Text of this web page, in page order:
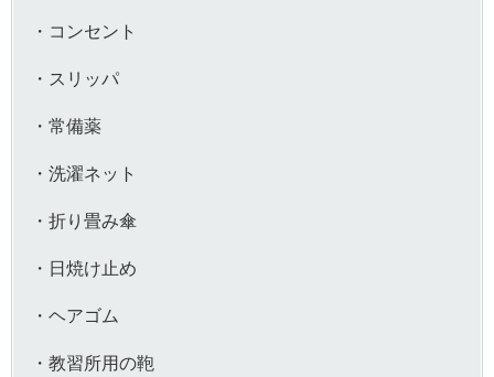
・コンセント
・スリッパ
・常備薬
・洗濯ネット
・折り畳み傘
・日焼け止め
・ヘアゴム
・教習所用の鞄